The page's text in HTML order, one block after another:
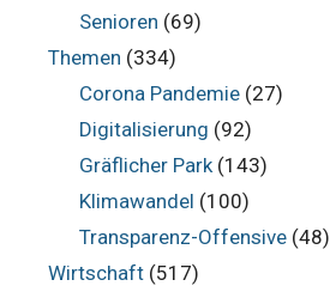
Senioren (69)
Themen (334)
Corona Pandemie(27)
Digitalisierung (92)
Gräflicher Park(143)
Klimawandel (100)
Transparenz-Offensive(48)
Wirtschaft (517)